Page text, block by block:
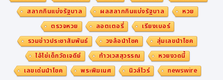
มเดล AI ขนาดใหญ่ที่มีอยู่ในปัจจุบันสามารถตรวจสอบความ
ถูกต้องของผู้ค้าได้โดยใช้ภาพถ่ายเพียงภาพเดียว และยังมีปร
ะสิทธิภาพเหนือกว่ามนุษย์ในการติดตามตรวจสอบธุรกรรมที่
มีความเสี่ยงสูง โมเดลดังกล่าวยังสามารถวิเคราะห์และติดตา
มเส้นทางการเงินได้อย่างแม่นยำ ช่วยลดเวลาในการรับมือกับ
สลากกินแบ่งรัฐบาล
ผลสลากกินแบ่งรัฐบาล
หวย
ตรวจหวย
ลอตเตอรี่
เรียงเบอร์
รวมข่าวประชาสัมพันธ์
วงล้อนำโชค
สุ่มเลขนำโชค
ไอ้ไข่เด็กวัดเจดีย์
ท้าวเวสสุวรรณ
หวยงวดนี้
เลขเด่นนำโชค
พระพิฆเนศ นิวส์ไวร์ newswire